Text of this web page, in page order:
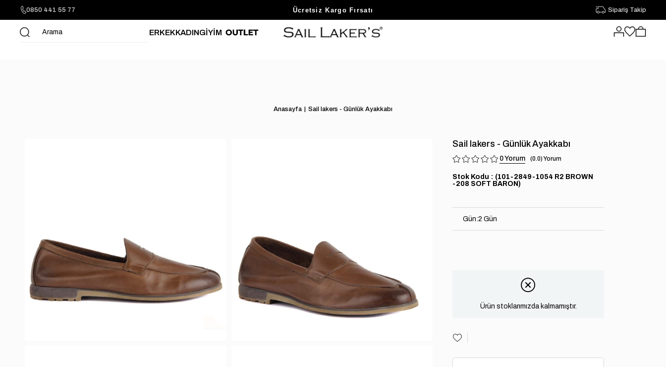
0850 441 55 77 Sezon Sonu Fırsatlarını Keşfet
Ücretsiz Kargo Fırsatı Sipariş Takip
ERKEKKADINGİYİM
Anasayfa Sail lakers - Günlük Ayakkabı
Sail lakers - Günlük Ayakkabı
0 0.0
Stok Kodu
(101-2849-1054 R2 BROWN
-208 SOFT BARON)
Gün:2 Gün
Ürün stoklarımızda kalmamıştır.